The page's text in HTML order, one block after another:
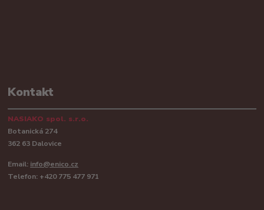
Kontakt
NASIAKO spol. s.r.o.
Botanická 274
362 63 Dalovice
Email: info@enico.cz
Telefon: +420 775 477 971